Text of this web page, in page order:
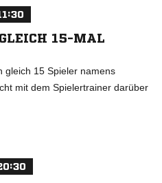
15-MAL
gleich 15 Spieler namens
mit dem Spielertrainer darüber